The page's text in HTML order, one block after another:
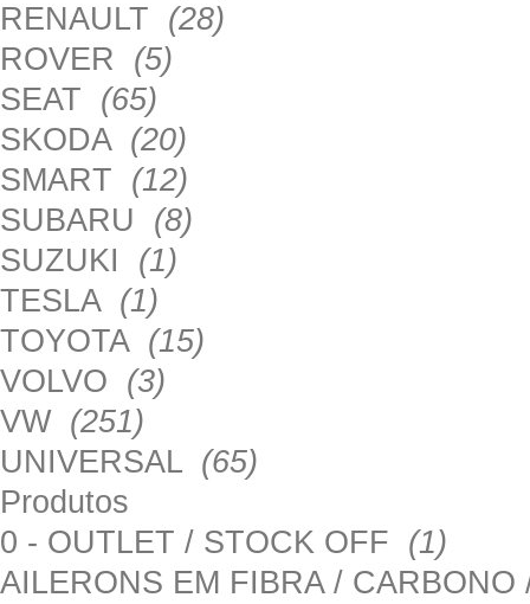
RENAULT (28)
ROVER (5)
SEAT (65)
SKODA (20)
SMART (12)
SUBARU (8)
SUZUKI (1)
TESLA (1)
TOYOTA (15)
VOLVO (3)
VW (251)
UNIVERSAL (65)
Produtos
0 - OUTLET / STOCK OFF (1)
AILERONS EM FIBRA /